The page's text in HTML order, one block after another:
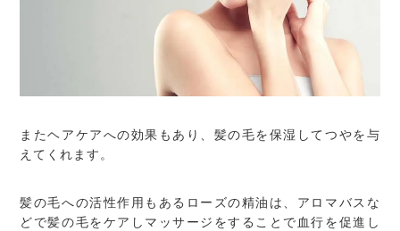
またヘアケアへの効果もあり、髪の毛を保湿してつやを与
えてくれます。
髪の毛への活性作用もあるローズの精油は、アロマバスな
どで髪の毛をケアしマッサージをすることで血行を促進し